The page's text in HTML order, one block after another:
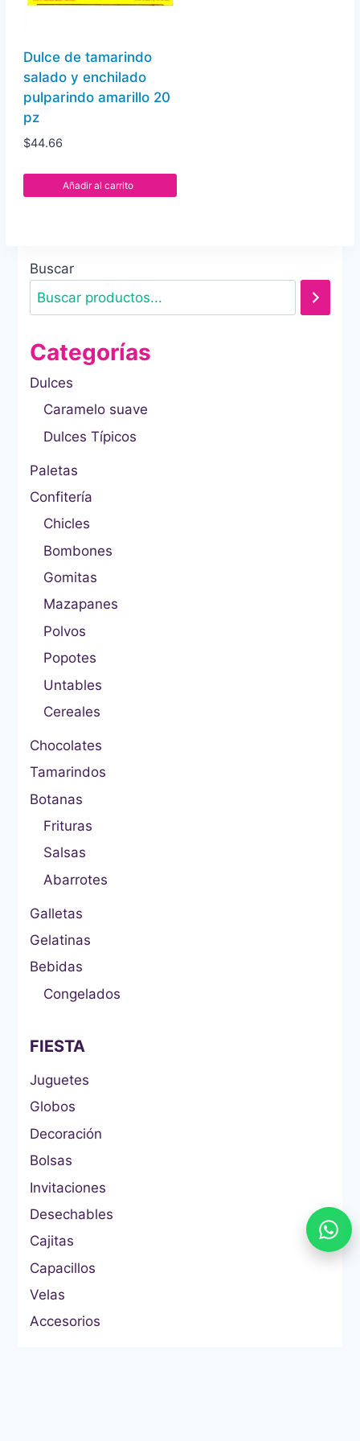
Dulce de tamarindo
salado y enchilado
pulparindo amarillo 20
pz
$44.66
Añadir al carrito
Buscar
Categorías
Dulces
Caramelo suave
Dulces Típicos
Paletas
Confitería
Chicles
Bombones
Gomitas
Mazapanes
Polvos
Popotes
Untables
Cereales
Chocolates
Tamarindos
Botanas
Frituras
Salsas
Abarrotes
Galletas
Gelatinas
Bebidas
Congelados
FIESTA
Juguetes
Globos
Decoración
Bolsas
Invitaciones
Desechables
Cajitas
Capacillos
Velas
Accesorios